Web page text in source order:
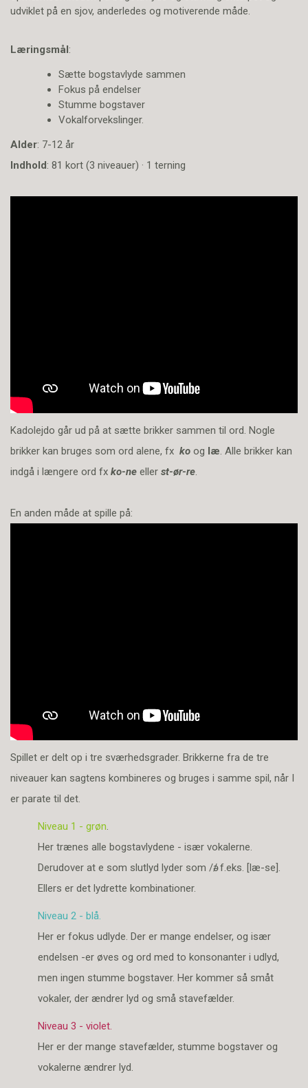
udviklet på en sjov, anderledes og motiverende måde.
Læringsmål:
Sætte bogstavlyde sammen
Fokus på endelser
Stumme bogstaver
Vokalforvekslinger.
Alder: 7-12 år
Indhold: 81 kort (3 niveauer) · 1 terning
Kadolejdo går ud på at sætte brikker sammen til ord. Nogle
brikker kan bruges som ord alene, fx ko og læ. Alle brikker kan
indgå i længere ord fx ko-ne eller st-ør-re.
En anden måde at spille på:
Spillet er delt op i tre sværhedsgrader. Brikkerne fra de tre
niveauer kan sagtens kombineres og bruges i samme spil, når I
er parate til det.
Niveau 1 - grøn.
Her trænes alle bogstavlydene - især vokalerne.
Derudover at e som slutlyd lyder som /ә/ f.eks. [læ-se].
Ellers er det lydrette kombinationer.
Niveau 2 - blå.
Her er fokus udlyde. Der er mange endelser, og især
endelsen -er øves og ord med to konsonanter i udlyd,
men ingen stumme bogstaver. Her kommer så småt
vokaler, der ændrer lyd og små stavefælder.
Niveau 3 - violet.
Her er der mange stavefælder, stumme bogstaver og
vokalerne ændrer lyd.